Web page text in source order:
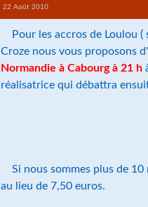
22 Août 2010
Pour les accros de Loulou (
Croze nous vous proposons
Normandie à Cabourg à 21 h
réalisatrice qui débattra
Si nous sommes plus de
au lieu de 7,50 euros.